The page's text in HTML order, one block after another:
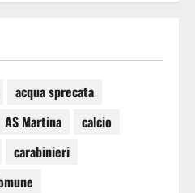
acqua sprecata
AS Martina
calcio
carabinieri